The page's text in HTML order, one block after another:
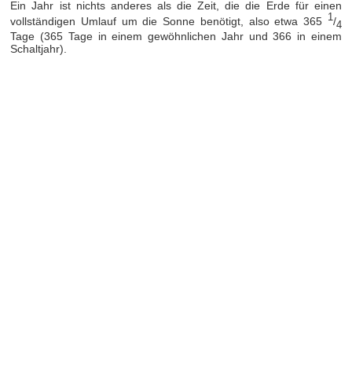
Ein Jahr ist nichts anderes als die Zeit, die die Erde für einen
vollständigen Umlauf um die Sonne benötigt, also etwa 365 1/4
Tage (365 Tage in einem gewöhnlichen Jahr und 366 in einem
Schaltjahr).